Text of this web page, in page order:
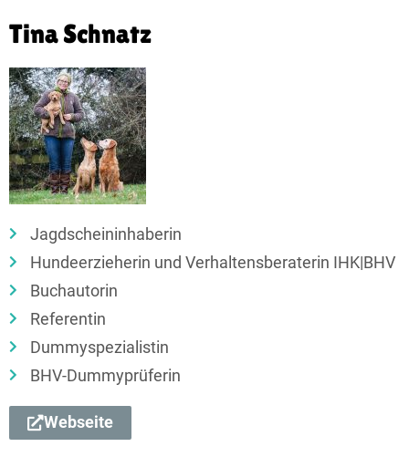
Tina Schnatz
Jagdscheininhaberin
Hundeerzieherin und Verhaltensberaterin IHK|BHV
Buchautorin
Referentin
Dummyspezialistin
BHV-Dummyprüferin
Webseite